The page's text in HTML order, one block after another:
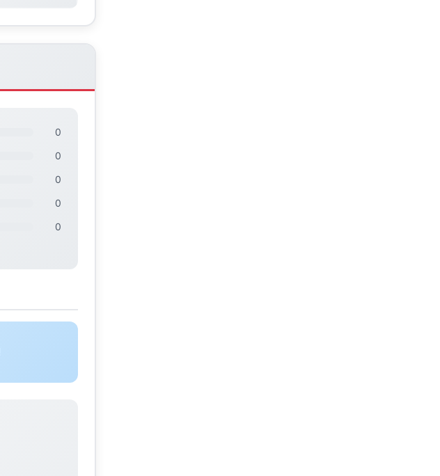
0
0
0
0
0